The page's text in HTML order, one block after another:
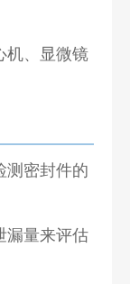
机、显微镜
测密封件的
漏量来评估